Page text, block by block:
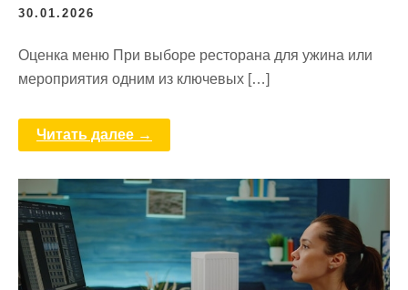
30.01.2026
Оценка меню При выборе ресторана для ужина или
мероприятия одним из ключевых […]
Читать далее →